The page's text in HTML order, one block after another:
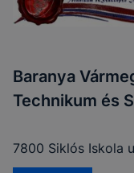
Baranya
Technikum és
7800 Siklós Iskola